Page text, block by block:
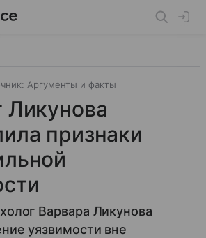
Аргументы и факты
Ликунова
признаки
Варвара Ликунова
уязвимости вне